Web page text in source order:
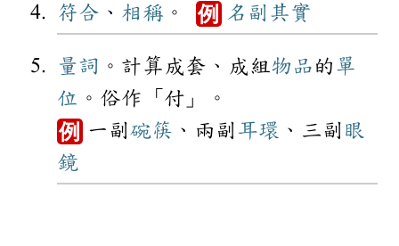
符合 、 相稱 。 例 名副其實
量詞 。計算成套、成組物品 的 單
位 。俗作「付」。
例 一副碗筷 、兩副 耳環 、三副 眼
鏡